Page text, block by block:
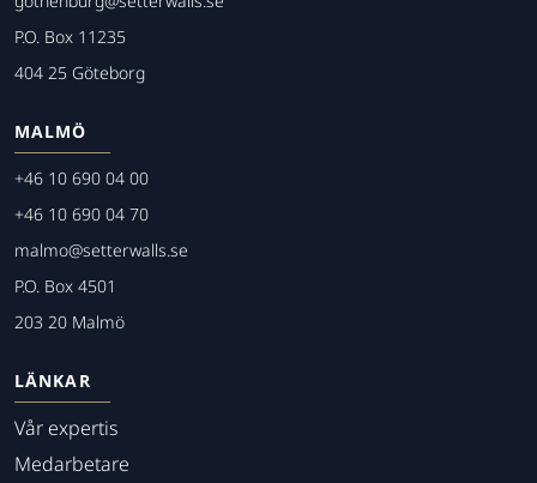
P.O. Box 11235
404 25 Göteborg
MALMÖ
+46 10 690 04 00
+46 10 690 04 70
malmo@setterwalls.se
P.O. Box 4501
203 20 Malmö
LÄNKAR
Vår expertis
Medarbetare